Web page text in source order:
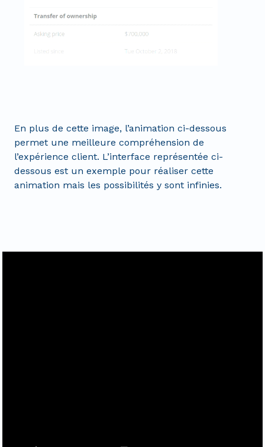
En plus de cette image, l’animation ci-dessous
permet une meilleure compréhension de
l’expérience client. L’interface représentée ci-
dessous est un exemple pour réaliser cette
animation mais les possibilités y sont infinies.